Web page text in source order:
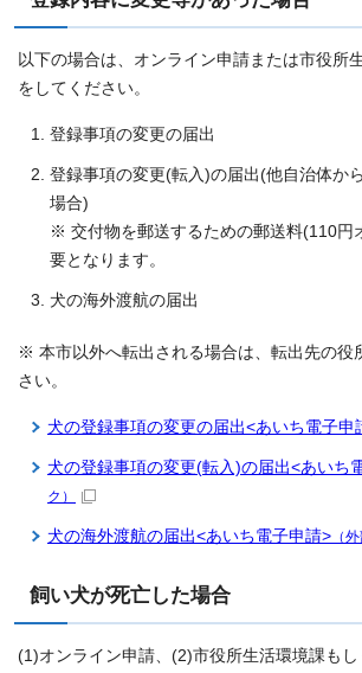
以下の場合は、オンライン申請または市役所
をしてください。
登録事項の変更の届出
登録事項の変更(転入)の届出(他自治体か
場合)
※ 交付物を郵送するための郵送料(110円
要となります。
犬の海外渡航の届出
※ 本市以外へ転出される場合は、転出先の役
さい。
犬の登録事項の変更の届出<あいち電子申
犬の登録事項の変更(転入)の届出<あいち
ク）
犬の海外渡航の届出<あいち電子申請> （
飼い犬が死亡した場合
(1)オンライン申請、(2)市役所生活環境課も